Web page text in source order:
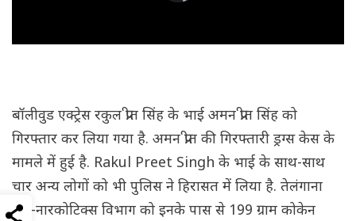
बॉलीवुड एक्ट्रेस रकुल प्रीत सिंह के भाई अमन प्रीत सिंह को
गिरफ्तार कर लिया गया है. अमन प्रीत की गिरफ्तारी ड्रग्स केस के
मामले में हुई है. Rakul Preet Singh के भाई के साथ-साथ
चार अन्य लोगों को भी पुलिस ने हिरासत में लिया है. तेलंगाना
एंटी-नारकोटिक्स विभाग को इनके पास से 199 ग्राम कोकेन